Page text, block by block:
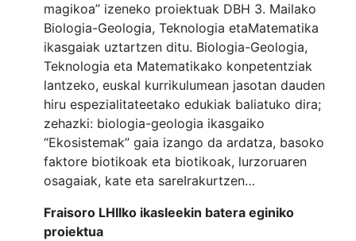
magikoa” izeneko proiektuak DBH 3. Mailako
Biologia-Geologia, Teknologia etaMatematika
ikasgaiak uztartzen ditu. Biologia-Geologia,
Teknologia eta Matematikako konpetentziak
lantzeko, euskal kurrikulumean jasotan dauden
hiru espezialitateetako edukiak baliatuko dira;
zehazki: biologia-geologia ikasgaiko
“Ekosistemak” gaia izango da ardatza, basoko
faktore biotikoak eta biotikoak, lurzoruaren
osagaiak, kate eta sareIrakurtzen…
Fraisoro LHIIko ikasleekin batera eginiko
proiektua